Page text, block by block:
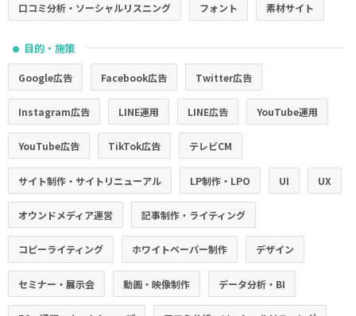
口コミ分析・ソーシャルリスニング フォント 素材サイト
● 目的・施策
Google広告 Facebook広告 Twitter広告
Instagram広告 LINE運用 LINE広告 YouTube運用
YouTube広告 TikTok広告 テレビCM
サイト制作・サイトリニューアル LP制作・LPO UI UX
オウンドメディア運営 記事制作・ライティング
コピーライティング ホワイトペーパー制作 デザイン
セミナー・展示会 動画・映像制作 データ分析・BI